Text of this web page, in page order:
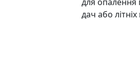
для опалення
дач або